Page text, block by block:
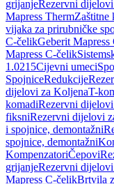
grijanjeRezervni
Mapress ThermZaštitne
vijaka za prirubničke
C-čelikGeberit Mapress
Mapress C-čelik
1.0215Cijevni umeci
SpojniceRedukcije
dijelovi za KoljenaT-
komadiRezervni
fiksniRezervni dijelovi
i spojnice, demontažni
spojnice, demontažni
KompenzatoriČepovi
grijanjeRezervni
Mapress C-čelikBrtvila